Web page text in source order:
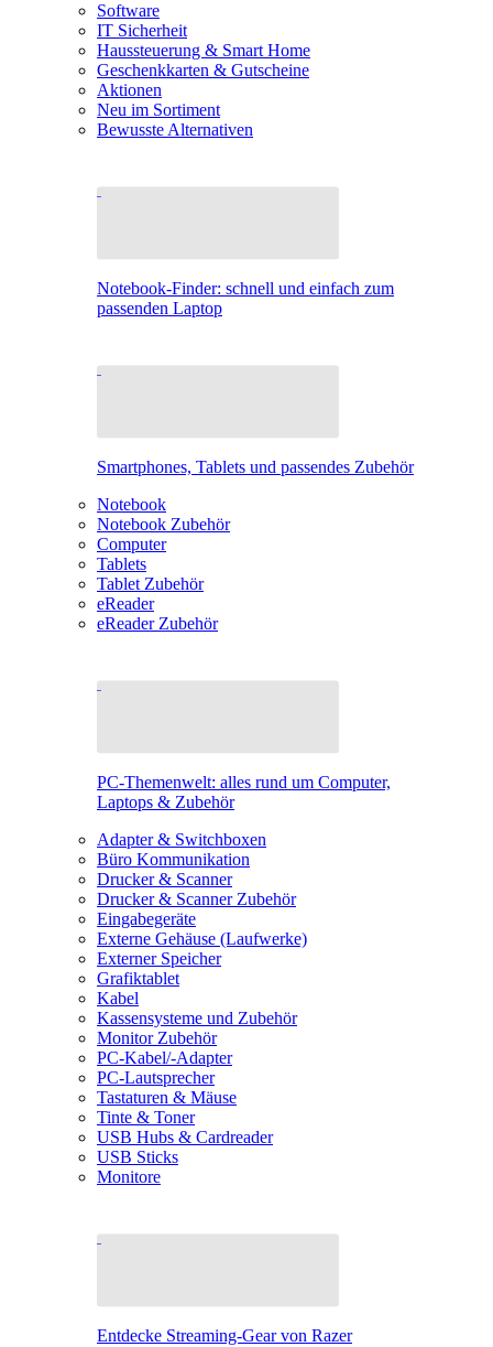
Software
IT Sicherheit
Haussteuerung & Smart Home
Geschenkkarten & Gutscheine
Aktionen
Neu im Sortiment
Bewusste Alternativen
Notebook-Finder: schnell und einfach zum
passenden Laptop
Smartphones, Tablets und passendes Zubehör
Notebook
Notebook Zubehör
Computer
Tablets
Tablet Zubehör
eReader
eReader Zubehör
PC-Themenwelt: alles rund um Computer,
Laptops & Zubehör
Adapter & Switchboxen
Büro Kommunikation
Drucker & Scanner
Drucker & Scanner Zubehör
Eingabegeräte
Externe Gehäuse (Laufwerke)
Externer Speicher
Grafiktablet
Kabel
Kassensysteme und Zubehör
Monitor Zubehör
PC-Kabel/-Adapter
PC-Lautsprecher
Tastaturen & Mäuse
Tinte & Toner
USB Hubs & Cardreader
USB Sticks
Monitore
Entdecke Streaming-Gear von Razer